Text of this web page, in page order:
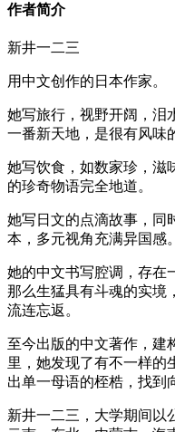
作者简介
新井一二三
用中文创作的日本作家。
她写旅行，视野开阔，泪
一番新天地，是很有风味
她写饮食，如数家珍，滋
的珍奇物语完全地道。
她写日文的点滴故事，同
本，多元视角充满异国感。
她的中文书写腔调，存在
那么生猛具有斗魂的实境
流连忘返。
至今出版的中文著作，建
里，她发现了有不一样的
出单一母语的桎梏，找到
新井一二三，大学期间以